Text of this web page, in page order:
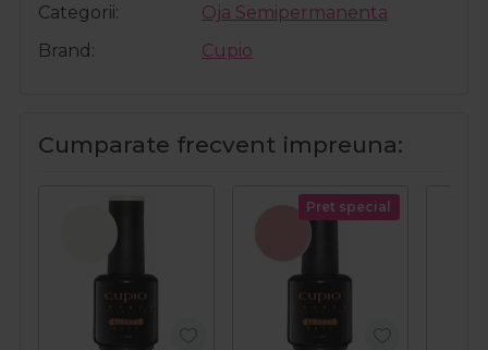
Categorii
Oja Semipermanenta
Brand
Cupio
Cumparate frecvent impreuna:
Pret special